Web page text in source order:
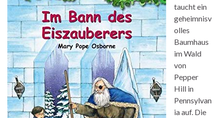
taucht ein
geheimnisv
olles
Baumhaus
im Wald
von
Pepper
Hill in
Pennsylvan
ia auf. Die